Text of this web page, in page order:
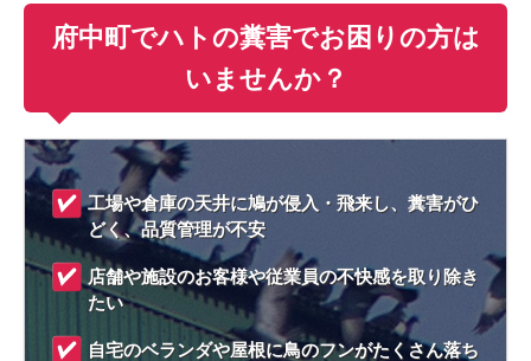
府中町でハトの糞害でお困りの方は
いませんか？
工場や倉庫の天井に鳩が侵入・飛来し、糞害がひ
どく、品質管理が不安
店舗や施設のお客様や従業員の不快感を取り除き
たい
自宅のベランダや屋根に鳥のフンがたくさん落ち